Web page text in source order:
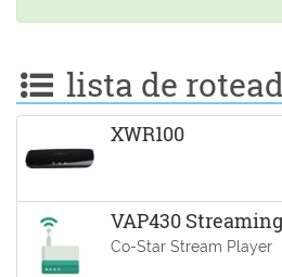
lista de
XWR100
VAP430
Co-Star Stream Player